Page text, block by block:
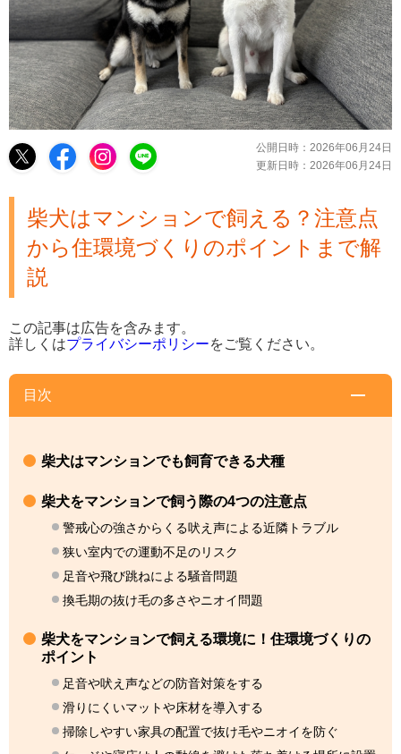
公開日時： 2026年06月24日
更新日時： 2026年06月24日
柴犬はマンションで飼える？注意点
から住環境づくりのポイントまで解
説
この記事は広告を含みます。
詳しくはプライバシーポリシーをご覧ください。
目次
柴犬はマンションでも飼育できる犬種
柴犬をマンションで飼う際の4つの注意点
警戒心の強さからくる吠え声による近隣トラブル
狭い室内での運動不足のリスク
足音や飛び跳ねによる騒音問題
換毛期の抜け毛の多さやニオイ問題
柴犬をマンションで飼える環境に！住環境づくりの
ポイント
足音や吠え声などの防音対策をする
滑りにくいマットや床材を導入する
掃除しやすい家具の配置で抜け毛やニオイを防ぐ